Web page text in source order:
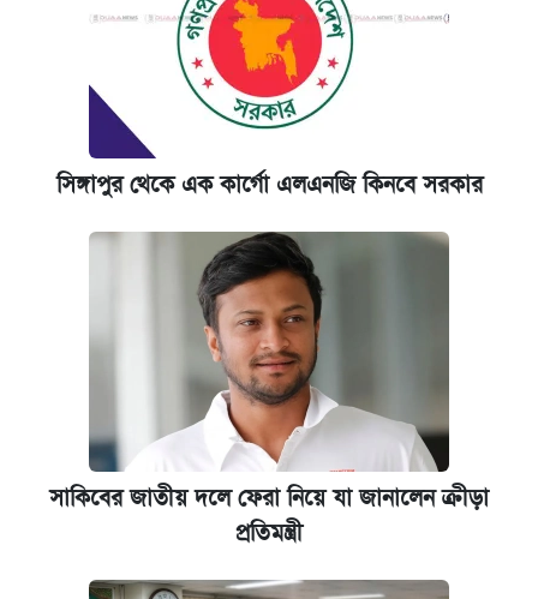
সিঙ্গাপুর থেকে এক কার্গো এলএনজি কিনবে সরকার
সাকিবের জাতীয় দলে ফেরা নিয়ে যা জানালেন ক্রীড়া
প্রতিমন্ত্রী